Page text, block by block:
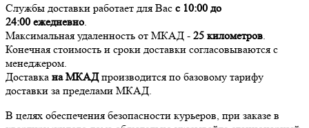
Службы доставки работает для Вас с 10:00 до
24:00 ежедневно.
Максимальная удаленность от МКАД - 25 километров.
Конечная стоимость и сроки доставки согласовываются с
менеджером.
Доставка на МКАДпроизводится по базовому тарифу
доставки за пределами МКАД.
В целях обеспечения безопасности курьеров, при заказе в